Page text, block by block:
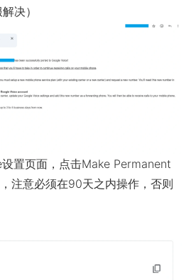
决）
置页面，点击Make Permanent
注意必须在90天之内操作，否则